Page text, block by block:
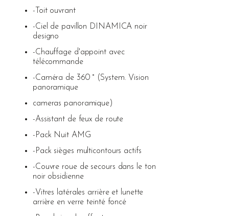
-Toit ouvrant
-Ciel de pavillon DINAMICA noir
designo
-Chauffage d'appoint avec
télécommande
-Caméra de 360 ° (System. Vision
panoramique
cameras panoramique)
-Assistant de feux de route
-Pack Nuit AMG
-Pack sièges multicontours actifs
-Couvre roue de secours dans le ton
noir obsidienne
-Vitres latérales arrière et lunette
arrière en verre teinté foncé